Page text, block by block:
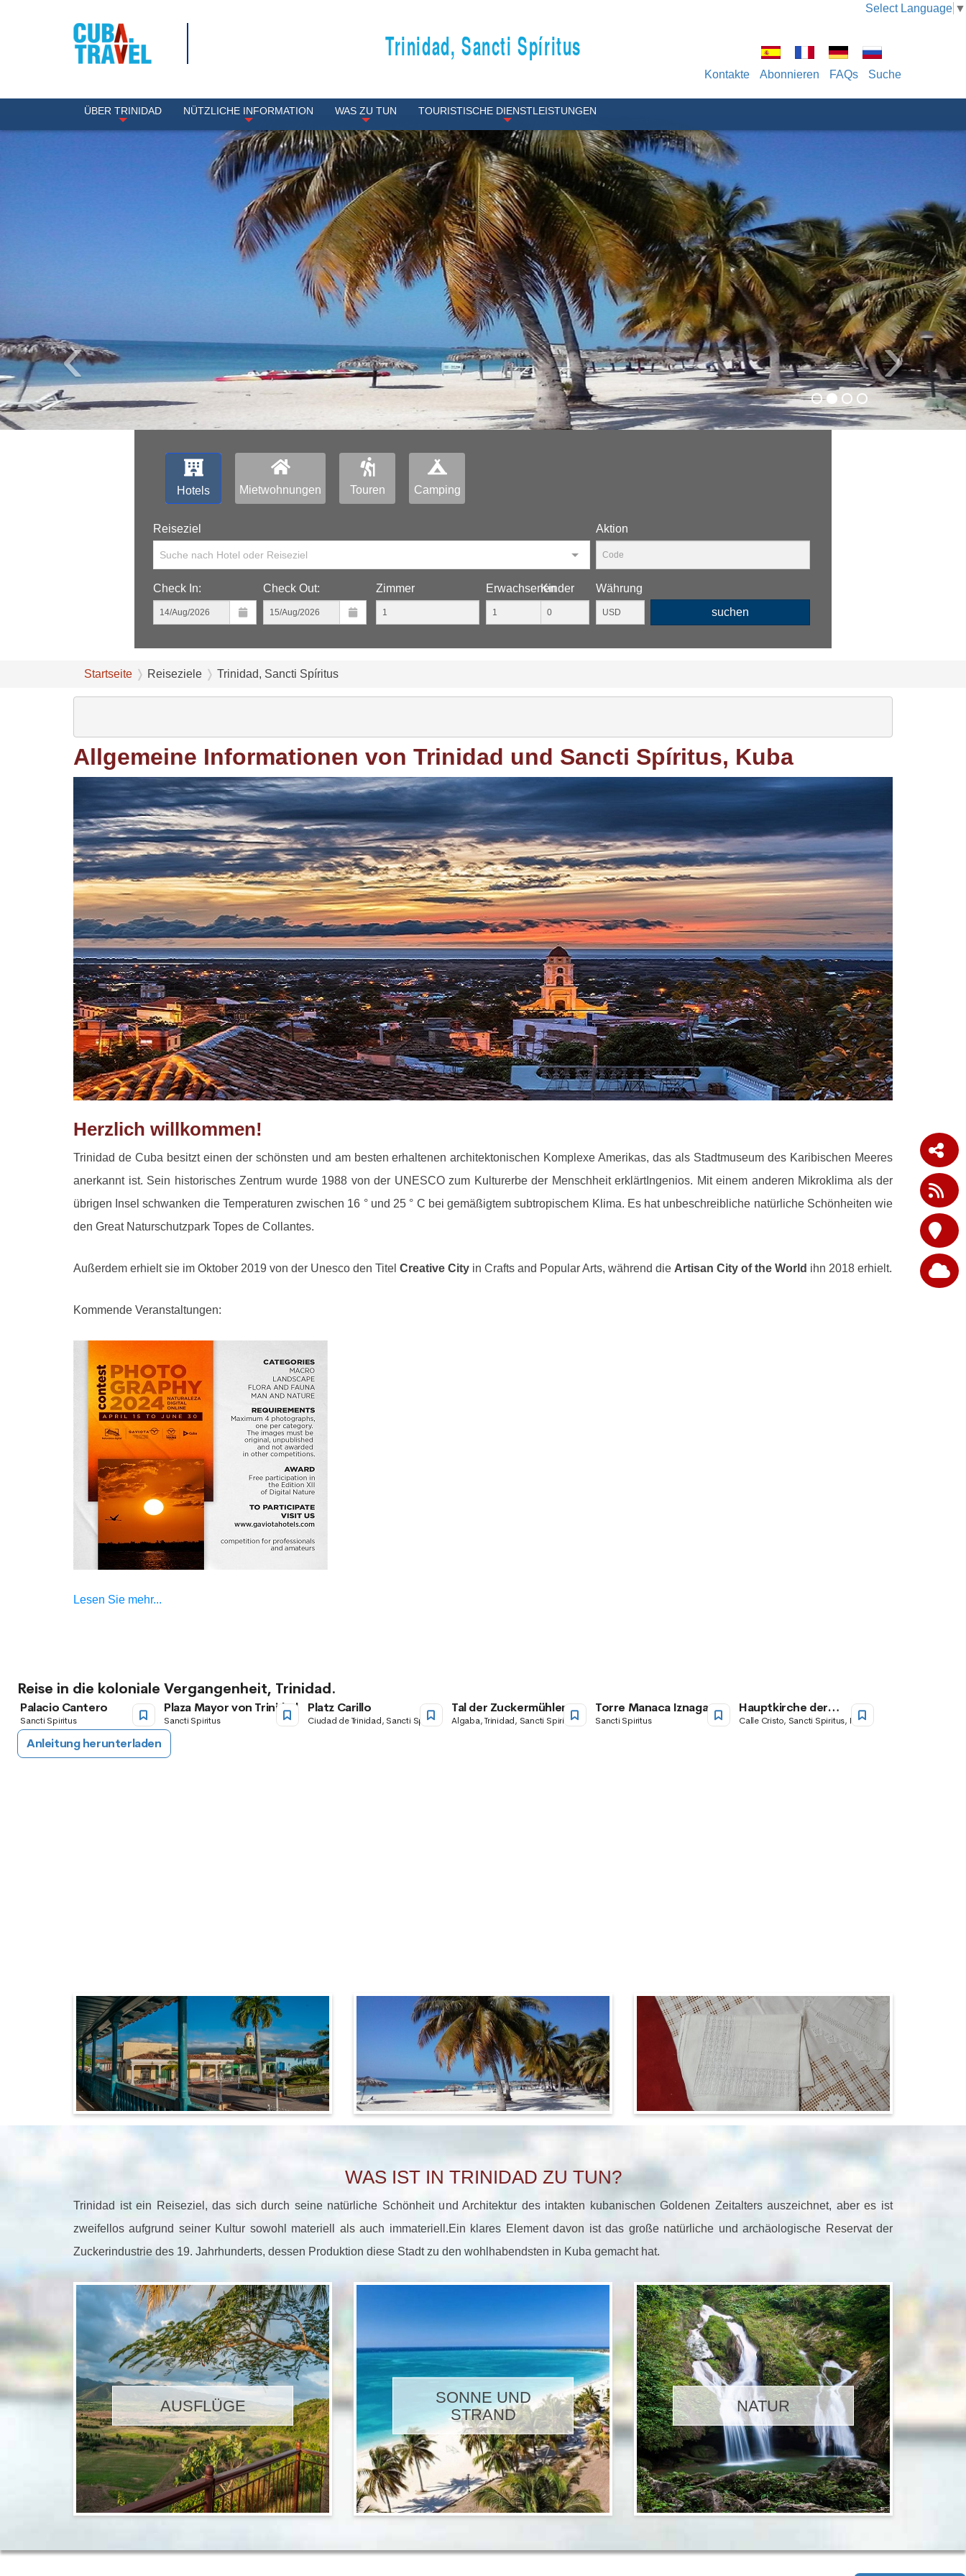
Select Language ▼
Trinidad, Sancti Spíritus
Kontakte Abonnieren FAQs Suche
ÜBER TRINIDAD NÜTZLICHE INFORMATION WAS ZU TUN TOURISTISCHE DIENSTLEISTUNGEN
‹ ›
Hotels Mietwohnungen Touren Camping
Reiseziel
Suche nach Hotel oder Reiseziel
Aktion
Check In: Check Out: Zimmer ErwachsenenKinder
Währung
suchen
Startseite Reiseziele Trinidad, Sancti Spíritus
Allgemeine Informationen von Trinidad und Sancti Spíritus, Kuba
Herzlich willkommen!
Trinidad de Cuba besitzt einen der schönsten und am besten erhaltenen architektonischen Komplexe Amerikas, das als Stadtmuseum des Karibischen Meeres
anerkannt ist. Sein historisches Zentrum wurde 1988 von der UNESCO zum Kulturerbe der Menschheit erklärtIngenios. Mit einem anderen Mikroklima als der
übrigen Insel schwanken die Temperaturen zwischen 16 ° und 25 ° C bei gemäßigtem subtropischem Klima. Es hat unbeschreibliche natürliche Schönheiten wie
den Great Naturschutzpark Topes de Collantes.
Außerdem erhielt sie im Oktober 2019 von der Unesco den Titel Creative City in Crafts and Popular Arts, während die Artisan City of the World ihn 2018 erhielt.
Kommende Veranstaltungen:
Lesen Sie mehr...
WAS IST IN TRINIDAD ZU TUN?
Trinidad ist ein Reiseziel, das sich durch seine natürliche Schönheit und Architektur des intakten kubanischen Goldenen Zeitalters auszeichnet, aber es ist
zweifellos aufgrund seiner Kultur sowohl materiell als auch immateriell.Ein klares Element davon ist das große natürliche und archäologische Reservat der
Zuckerindustrie des 19. Jahrhunderts, dessen Produktion diese Stadt zu den wohlhabendsten in Kuba gemacht hat.
AUSFLÜGE
SONNE UND
STRAND
NATUR